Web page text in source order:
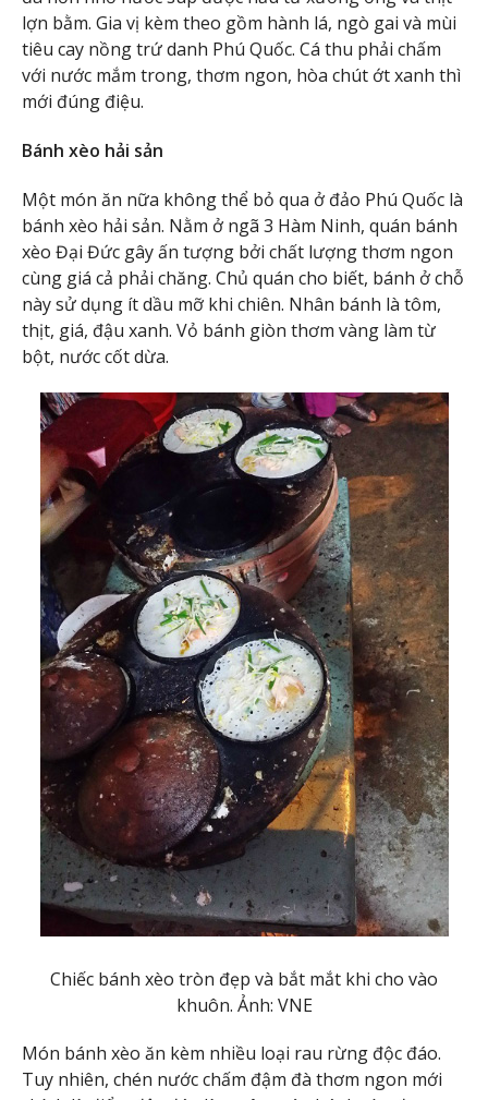
lợn bằm. Gia vị kèm theo gồm hành lá, ngò gai và mùi
tiêu cay nồng trứ danh Phú Quốc. Cá thu phải chấm
với nước mắm trong, thơm ngon, hòa chút ớt xanh thì
mới đúng điệu.
Bánh xèo hải sản
Một món ăn nữa không thể bỏ qua ở đảo Phú Quốc là
bánh xèo hải sản. Nằm ở ngã 3 Hàm Ninh, quán bánh
xèo Đại Đức gây ấn tượng bởi chất lượng thơm ngon
cùng giá cả phải chăng. Chủ quán cho biết, bánh ở chỗ
này sử dụng ít dầu mỡ khi chiên. Nhân bánh là tôm,
thịt, giá, đậu xanh. Vỏ bánh giòn thơm vàng làm từ
bột, nước cốt dừa.
Chiếc bánh xèo tròn đẹp và bắt mắt khi cho vào
khuôn. Ảnh: VNE
Món bánh xèo ăn kèm nhiều loại rau rừng độc đáo.
Tuy nhiên, chén nước chấm đậm đà thơm ngon mới